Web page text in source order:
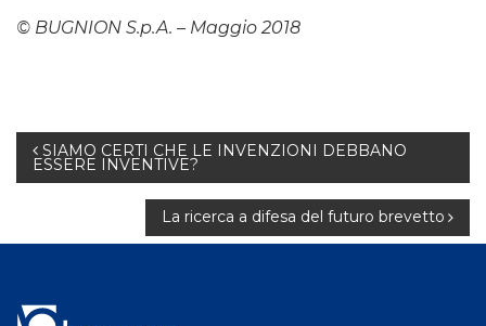
© BUGNION S.p.A. – Maggio 2018
Navigazione
SIAMO CERTI CHE LE INVENZIONI DEBBANO
ESSERE INVENTIVE?
La ricerca a difesa del futuro brevetto